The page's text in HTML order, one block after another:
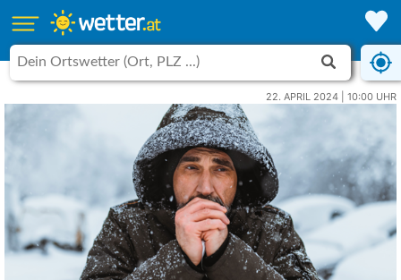
22. APRIL 2024 | 10:00 UHR